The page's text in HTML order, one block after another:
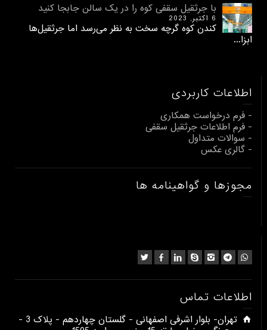
با جرثقیل سقفی کوه را در یک سالن جابجا کنید
6 اکتبر, 2023
کندن کوه گرچه سخت به نظر می‌رسد اما جرثقیل‌ها
ابزا...
اطلاعات کاربردی
- فرم درخواست همکاری
- فرم اطلاعات جرثقیل سقفی
- سوالات متداول
- گالری عکس
مجوزها و گواهینامه ها
اطلاعات تماس
​تهران- بلوار اشرفی اصفهانی - گلستان چهاردهم - پلاک 3 -